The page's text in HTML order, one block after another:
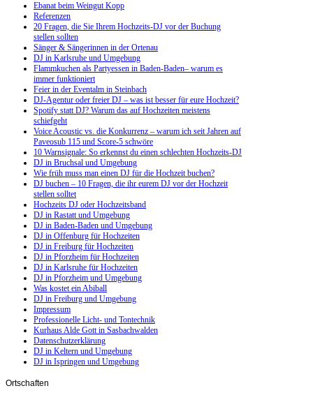
Ebanat beim Weingut Kopp
Referenzen
20 Fragen, die Sie Ihrem Hochzeits-DJ vor der Buchung
stellen sollten
Sänger & Sängerinnen in der Ortenau
DJ in Karlsruhe und Umgebung
Flammkuchen als Partyessen in Baden-Baden– warum es
immer funktioniert
Feier in der Eventalm in Steinbach
DJ-Agentur oder freier DJ – was ist besser für eure Hochzeit?
Spotify statt DJ? Warum das auf Hochzeiten meistens
schiefgeht
Voice Acoustic vs. die Konkurrenz – warum ich seit Jahren auf
Paveosub 115 und Score-5 schwöre
10 Warnsignale: So erkennst du einen schlechten Hochzeits-DJ
DJ in Bruchsal und Umgebung
Wie früh muss man einen DJ für die Hochzeit buchen?
DJ buchen – 10 Fragen, die ihr eurem DJ vor der Hochzeit
stellen solltet
Hochzeits DJ oder Hochzeitsband
DJ in Rastatt und Umgebung
DJ in Baden-Baden und Umgebung
DJ in Offenburg für Hochzeiten
DJ in Freiburg für Hochzeiten
DJ in Pforzheim für Hochzeiten
DJ in Karlsruhe für Hochzeiten
DJ in Pforzheim und Umgebung
Was kostet ein Abiball
DJ in Freiburg und Umgebung
Impressum
Professionelle Licht- und Tontechnik
Kurhaus Alde Gott in Sasbachwalden
Datenschutzerklärung
DJ in Keltern und Umgebung
DJ in Ispringen und Umgebung
Ortschaften